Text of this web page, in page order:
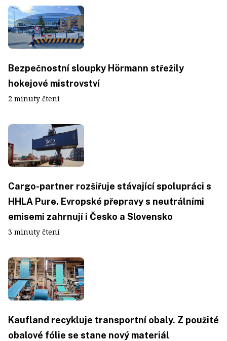
Bezpečnostní sloupky Hörmann střežily
hokejové mistrovství
2 minuty čtení
Cargo-partner rozšiřuje stávající spolupráci s
HHLA Pure. Evropské přepravy s neutrálními
emisemi zahrnují i Česko a Slovensko
3 minuty čtení
Kaufland recykluje transportní obaly. Z použité
obalové fólie se stane nový materiál